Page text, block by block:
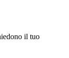
il tuo